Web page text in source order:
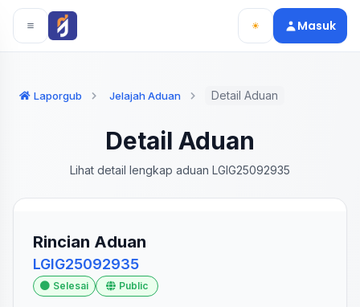
Langsung ke konten utama
Langsung ke navigasi
Masuk
Laporgub Jelajah Aduan Detail Aduan
Detail Aduan
Lihat detail lengkap aduan LGIG25092935
Rincian Aduan
LGIG25092935
Selesai Public